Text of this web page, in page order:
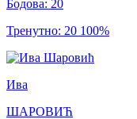
Бодова: 20
Тренутно: 20 100%
Ива
ШАРОВИЋ